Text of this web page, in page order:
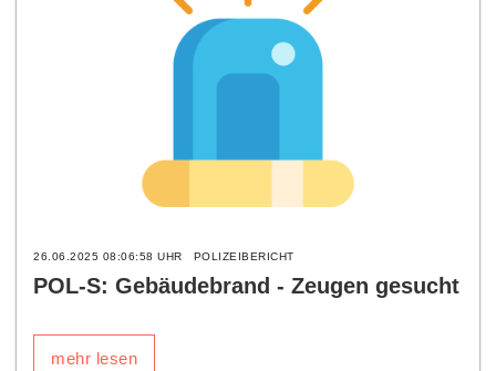
26.06.2025 08:06:58 UHR POLIZEIBERICHT
POL-S: Gebäudebrand - Zeugen gesucht
mehr lesen